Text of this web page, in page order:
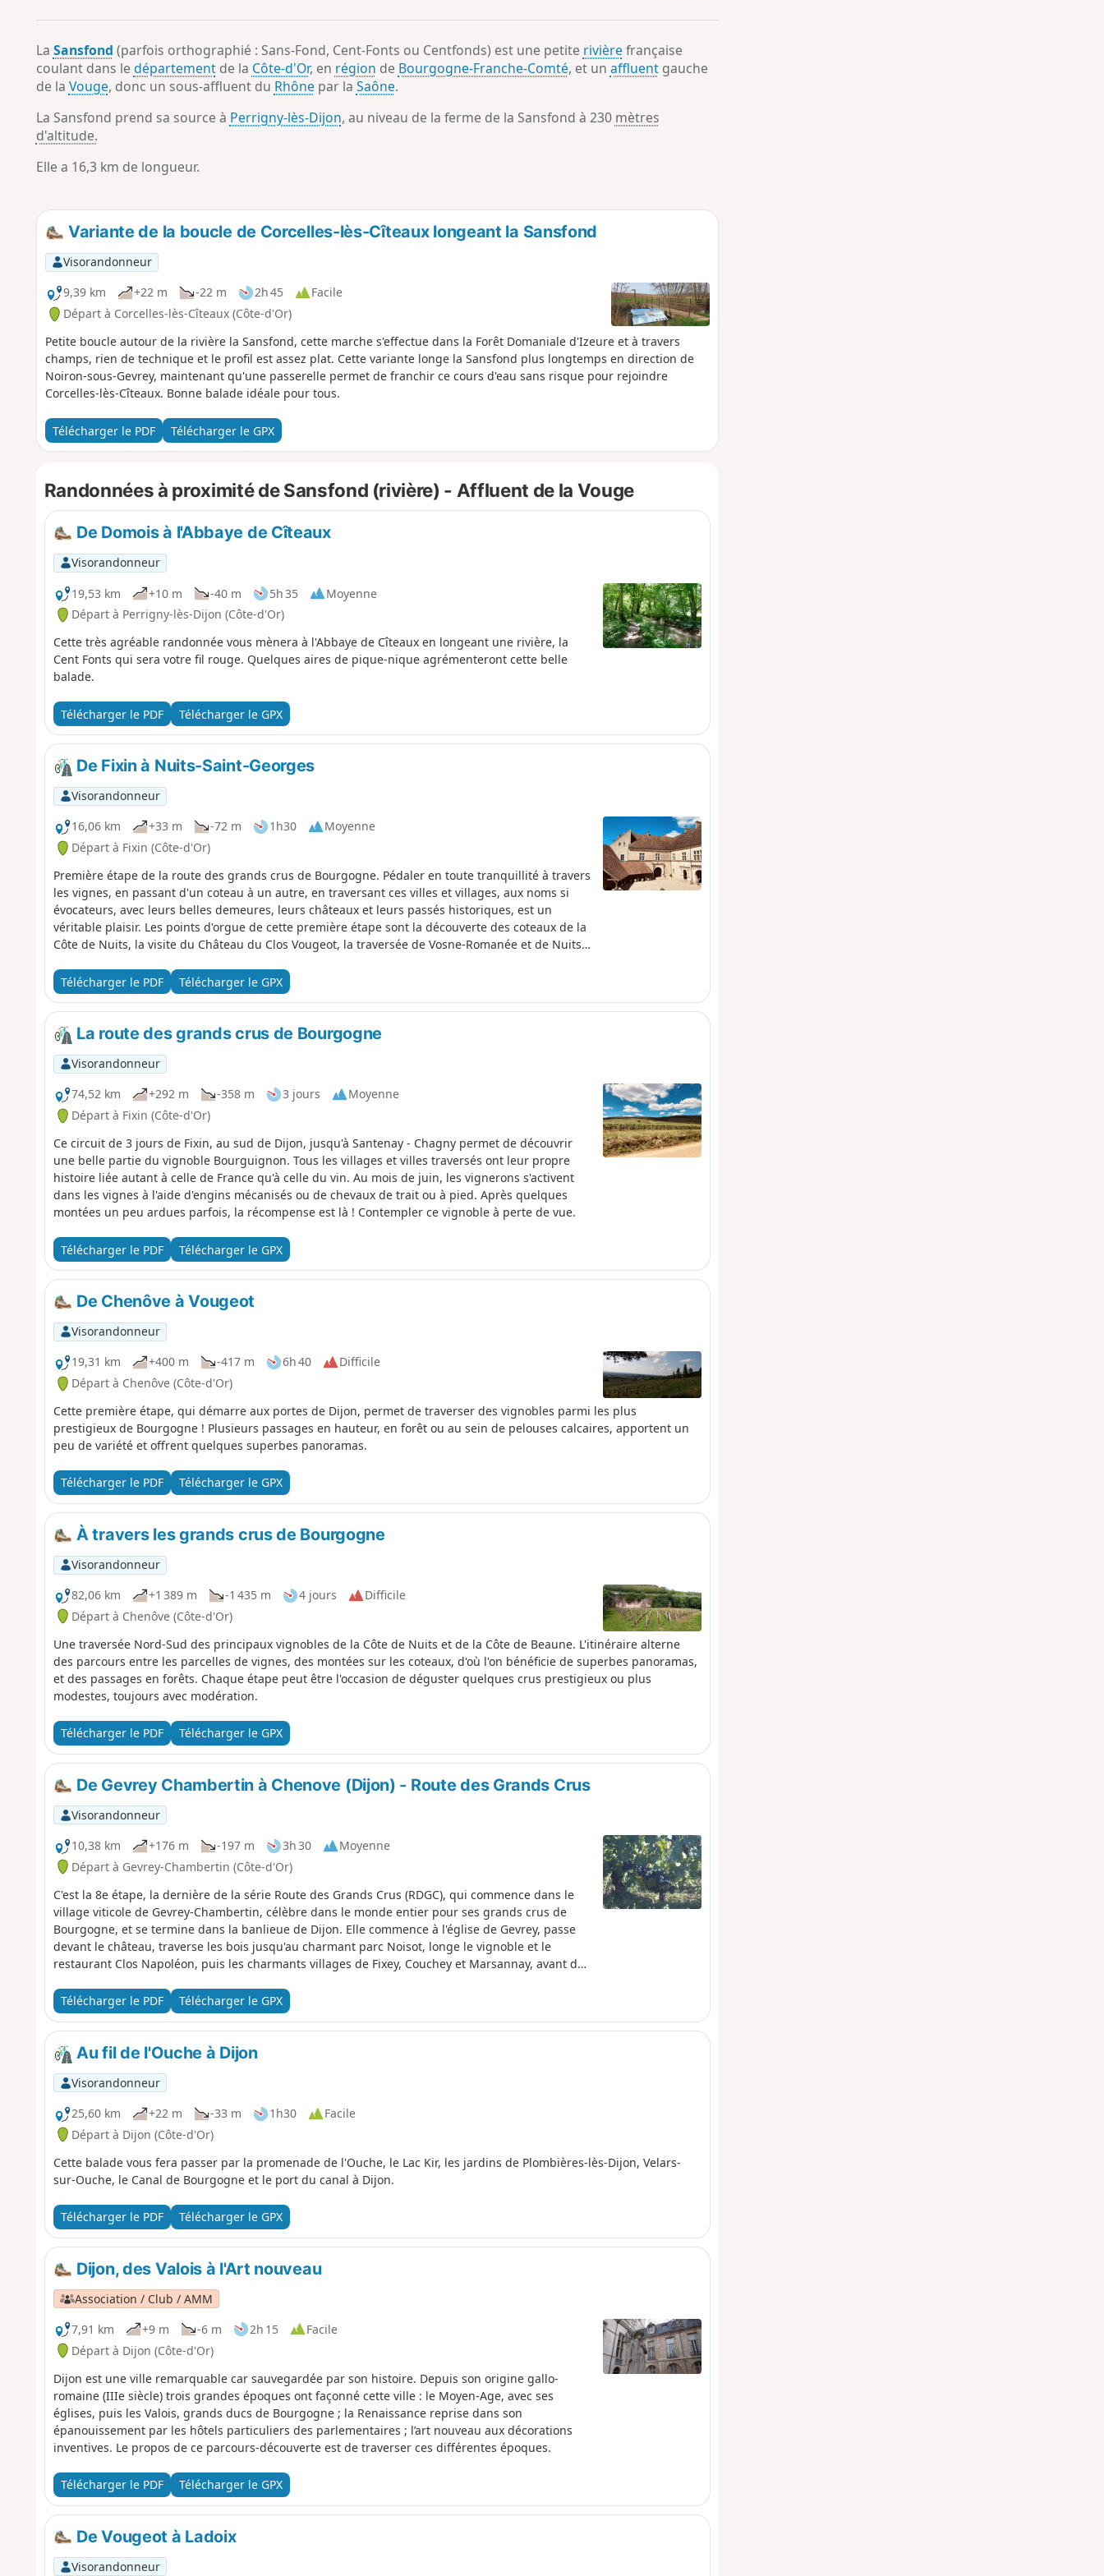
a
p
o
La Sansfond (parfois orthographié : Sans-Fond, Cent-Fonts ou Centfonds) est une petite rivière française
coulant dans le départementde la Côte-d'Or, en région de Bourgogne-Franche-Comté, et un affluentgauche
de la Vouge, donc un sous-affluent du Rhône par la Saône.
La Sansfond prend sa source à Perrigny-lès-Dijon, au niveau de la ferme de la Sansfond à 230 mètres
d'altitude.
Elle a 16,3 km de longueur.
Variante de la boucle de Corcelles-lès-Cîteaux longeant la Sansfond
Visorandonneur
9,39 km
+22 m -22 m 2h 45
Facile
Départ à Corcelles-lès-Cîteaux (Côte-d'Or)
Petite boucle autour de la rivière la Sansfond, cette marche s'effectue dans la Forêt Domaniale d'Izeure et à travers
champs, rien de technique et le profil est assez plat. Cette variante longe la Sansfond plus longtemps en direction de
Noiron-sous-Gevrey, maintenant qu'une passerelle permet de franchir ce cours d'eau sans risque pour rejoindre
Corcelles-lès-Cîteaux. Bonne balade idéale pour tous.
Télécharger le PDF Télécharger le GPX
Randonnées à proximité de Sansfond (rivière) - Affluent de la Vouge
De Domois à l'Abbaye de Cîteaux
Visorandonneur
19,53 km
+10 m -40 m 5h 35
Moyenne
Départ à Perrigny-lès-Dijon (Côte-d'Or)
Cette très agréable randonnée vous mènera à l'Abbaye de Cîteaux en longeant une rivière, la
Cent Fonts qui sera votre fil rouge. Quelques aires de pique-nique agrémenteront cette belle
balade.
Télécharger le PDF Télécharger le GPX
De Fixin à Nuits-Saint-Georges
Visorandonneur
16,06 km
+33 m -72 m 1h30
Moyenne
Départ à Fixin (Côte-d'Or)
Première étape de la route des grands crus de Bourgogne. Pédaler en toute tranquillité à travers
les vignes, en passant d'un coteau à un autre, en traversant ces villes et villages, aux noms si
évocateurs, avec leurs belles demeures, leurs châteaux et leurs passés historiques, est un
véritable plaisir. Les points d'orgue de cette première étape sont la découverte des coteaux de la
Côte de Nuits, la visite du Château du Clos Vougeot, la traversée de Vosne-Romanée et de Nuits-
Télécharger le PDF
Télécharger le GPX
La route des grands crus de Bourgogne
Visorandonneur
74,52 km
+292 m -358 m 3 jours
Moyenne
Départ à Fixin (Côte-d'Or)
Ce circuit de 3 jours de Fixin, au sud de Dijon, jusqu'à Santenay - Chagny permet de découvrir
une belle partie du vignoble Bourguignon. Tous les villages et villes traversés ont leur propre
histoire liée autant à celle de France qu'à celle du vin. Au mois de juin, les vignerons s'activent
dans les vignes à l'aide d'engins mécanisés ou de chevaux de trait ou à pied. Après quelques
montées un peu ardues parfois, la récompense est là ! Contempler ce vignoble à perte de vue.
Télécharger le PDF Télécharger le GPX
De Chenôve à Vougeot
Visorandonneur
19,31 km
+400 m -417 m 6h 40
Difficile
Départ à Chenôve (Côte-d'Or)
Cette première étape, qui démarre aux portes de Dijon, permet de traverser des vignobles parmi les plus
prestigieux de Bourgogne ! Plusieurs passages en hauteur, en forêt ou au sein de pelouses calcaires, apportent un
peu de variété et offrent quelques superbes panoramas.
Télécharger le PDF Télécharger le GPX
À travers les grands crus de Bourgogne
Visorandonneur
82,06 km
+1 389 m -1 435 m 4 jours
Difficile
Départ à Chenôve (Côte-d'Or)
Une traversée Nord-Sud des principaux vignobles de la Côte de Nuits et de la Côte de Beaune. L'itinéraire alterne
des parcours entre les parcelles de vignes, des montées sur les coteaux, d'où l'on bénéficie de superbes panoramas,
et des passages en forêts. Chaque étape peut être l'occasion de déguster quelques crus prestigieux ou plus
modestes, toujours avec modération.
Télécharger le PDF Télécharger le GPX
De Gevrey Chambertin à Chenove (Dijon) - Route des Grands Crus
Visorandonneur
10,38 km
+176 m -197 m 3h 30
Moyenne
Départ à Gevrey-Chambertin (Côte-d'Or)
C'est la 8e étape, la dernière de la série Route des Grands Crus (RDGC), qui commence dans le
village viticole de Gevrey-Chambertin, célèbre dans le monde entier pour ses grands crus de
Bourgogne, et se termine dans la banlieue de Dijon. Elle commence à l'église de Gevrey, passe
devant le château, traverse les bois jusqu'au charmant parc Noisot, longe le vignoble et le
restaurant Clos Napoléon, puis les charmants villages de Fixey, Couchey et Marsannay, avant de
de Dijon. Elle est accessible aux chiens et assez facile après une montée au début. Les lignes
jaunes et rouges (YR) indiquant le RDGC facilitent l'orientation.
Télécharger le PDF Télécharger le GPX
Au fil de l'Ouche à Dijon
Visorandonneur
25,60 km
+22 m -33 m 1h30
Facile
Départ à Dijon (Côte-d'Or)
Cette balade vous fera passer par la promenade de l'Ouche, le Lac Kir, les jardins de Plombières-lès-Dijon, Velars-
sur-Ouche, le Canal de Bourgogne et le port du canal à Dijon.
Télécharger le PDF Télécharger le GPX
Dijon, des Valois à l'Art nouveau
Association / Club / AMM
7,91 km
+9 m -6 m 2h 15
Facile
Départ à Dijon (Côte-d'Or)
Dijon est une ville remarquable car sauvegardée par son histoire. Depuis son origine gallo-
romaine (IIIe siècle) trois grandes époques ont façonné cette ville : le Moyen-Age, avec ses
églises, puis les Valois, grands ducs de Bourgogne ; la Renaissance reprise dans son
épanouissement par les hôtels particuliers des parlementaires ; l’art nouveau aux décorations
inventives. Le propos de ce parcours-découverte est de traverser ces différentes époques.
Télécharger le PDF Télécharger le GPX
De Vougeot à Ladoix
Visorandonneur